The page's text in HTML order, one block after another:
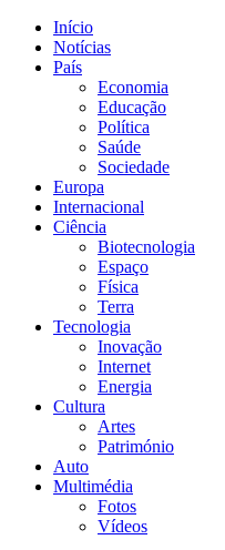
Início
Notícias
País
Economia
Educação
Política
Saúde
Sociedade
Europa
Internacional
Ciência
Biotecnologia
Espaço
Física
Terra
Tecnologia
Inovação
Internet
Energia
Cultura
Artes
Património
Auto
Multimédia
Fotos
Vídeos